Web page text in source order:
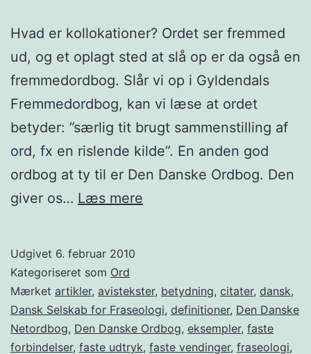
Hvad er kollokationer? Ordet ser fremmed
ud, og et oplagt sted at slå op er da også en
fremmedordbog. Slår vi op i Gyldendals
Fremmedordbog, kan vi læse at ordet
betyder: ”særlig tit brugt sammenstilling af
ord, fx en rislende kilde”. En anden god
ordbog at ty til er Den Danske Ordbog. Den
giver os… Læs mere
Udgivet 6. februar 2010
Kategoriseret som Ord
Mærket artikler, avistekster, betydning, citater, dansk,
Dansk Selskab for Fraseologi, definitioner, Den Danske
Netordbog, Den Danske Ordbog, eksempler, faste
forbindelser, faste udtryk, faste vendinger, fraseologi,